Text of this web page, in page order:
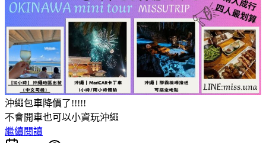
沖繩包車降價了!!!!!
不會開車也可以小資玩沖繩
繼續閱讀